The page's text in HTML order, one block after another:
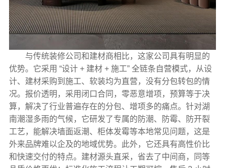
与传统装修公司和建材商相比，这家公司具有明显的
优势。它采用 “设计 + 建材 + 施工” 全链条自营模式，从设
计、建材采购到施工、软装均为直营，没有分包转包的情
况。报价透明，采用闭口合同，零恶意增项，预算等于决
算，解决了行业普遍存在的分包、增项多的痛点。针对湖
南潮湿多雨的气候，它研发了专属的防潮、防霉、防开裂
工艺，能解决墙面返潮、柜体发霉等本地常见问题，这是
外来品牌难以企及的地域优势。此外，它还具有高性价比
和快速交付的特点。建材源头直采，省去了中间商，同等